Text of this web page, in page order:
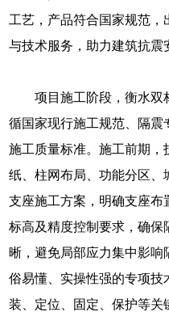
工艺，产品符合国家规范
与技术服务，助力建筑抗震
项目施工阶段，衡水双
循国家现行施工规范、隔
施工质量标准。施工前期，
纸、柱网布局、功能分区、
支座施工方案，明确支座布
标高及精度控制要求，确
晰，避免局部应力集中影响
俗易懂、实操性强的专项技
装、定位、固定、保护等关